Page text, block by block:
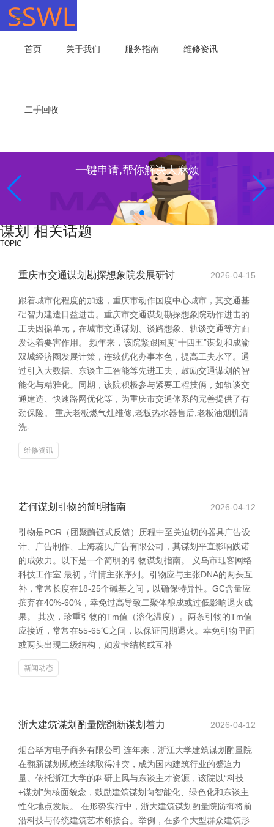
首页 关于我们 服务指南 维修资讯
二手回收
一键申请,帮你解决大麻烦
谋划 相关话题
TOPIC
重庆市交通谋划勘探想象院发展研讨 2026-04-15
跟着城市化程度的加速，重庆市动作国度中心城市，其交通基
础智力建造日益进击。重庆市交通谋划勘探想象院动作进击的
工夫因循单元，在城市交通谋划、谈路想象、轨谈交通等方面
发达着要害作用。 频年来，该院紧跟国度“十四五”谋划和成渝
双城经济圈发展计策，连续优化办事本色，提高工夫水平。通
过引入大数据、东谈主工智能等先进工夫，鼓励交通谋划的智
能化与精雅化。同期，该院积极参与紧要工程技俩，如轨谈交
通建造、快速路网优化等，为重庆市交通体系的完善提供了有
劲保险。 重庆老板燃气灶维修,老板热水器售后,老板油烟机清
洗-
维修资讯
若何谋划引物的简明指南 2026-04-12
引物是PCR（团聚酶链式反馈）历程中至关迫切的器具广告设
计、广告制作、上海蕊贝广告有限公司，其谋划平直影响践诺
的成效力。以下是一个简明的引物谋划指南。 义乌市珏客网络
科技工作室 最初，详情主张序列。引物应与主张DNA的两头互
补，常常长度在18-25个碱基之间，以确保特异性。GC含量应
摈弃在40%-60%，幸免过高导致二聚体酿成或过低影响退火成
果。 其次，珍重引物的Tm值（溶化温度）。两条引物的Tm值
应接近，常常在55-65℃之间，以保证同期退火。幸免引物里面
或两头出现二级结构，如发卡结构或互补
新闻动态
浙大建筑谋划酌量院翻新谋划着力 2026-04-12
烟台毕方电子商务有限公司 连年来，浙江大学建筑谋划酌量院
在翻新谋划规模连续取得冲突，成为国内建筑行业的蹙迫力
量。依托浙江大学的科研上风与东谈主才资源，该院以“科技
+谋划”为核面貌念，鼓励建筑谋划向智能化、绿色化和东谈主
性化地点发展。 在形势实行中，浙大建筑谋划酌量院防御将前
沿科技与传统建筑艺术邻接合。举例，在多个大型群众建筑形